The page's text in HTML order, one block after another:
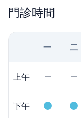
門診時間
一 二
上午
下午